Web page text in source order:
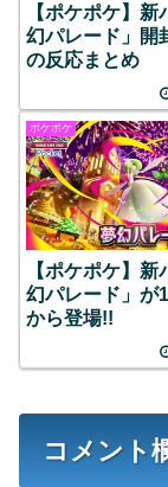
【ポケポケ】新
幻パレード」開
の反応まとめ
ポケポケ
【ポケポケ】新
幻パレード」が
から登場!!
コメント